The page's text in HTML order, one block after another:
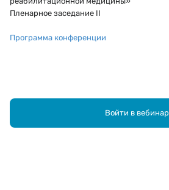
Пленарное заседание II
Программа конференции
Войти в вебинар